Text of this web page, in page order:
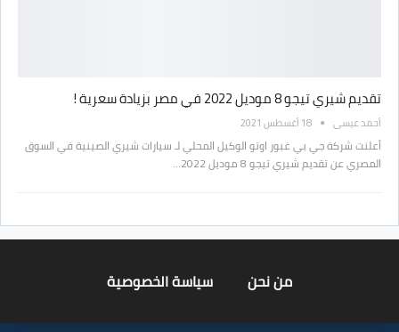
تقديم شيري تيجو 8 موديل 2022 في مصر بزيادة سعرية !
أحمد عيسى 18 أغسطس 2021
أعلنت شركة جي بي غبور اوتو الوكيل المحلي لـ سيارات شيري الصينية في السوق
المصري عن تقديم شيري تيجو 8 موديل 2022…
من نحن سياسة الخصوصية